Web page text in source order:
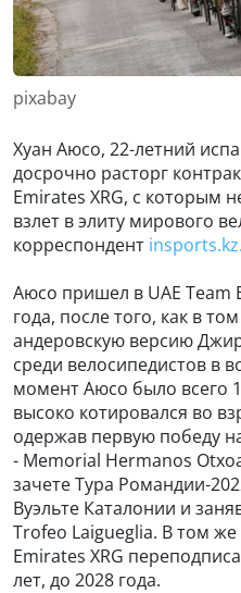
pixabay
Хуан Аюсо, 22-летний
досрочно расторг
Emirates XRG, с которым
взлет в элиту мирового
корреспондент insports.kz.
Аюсо пришел в UAE Team
года, после того, как в
андеровскую версию
среди велосипедистов в
момент Аюсо было всего
высоко котировался во
одержав первую победу
- Memorial Hermanos
зачете Тура Романдии-
Вуэльте Каталонии и
Trofeo Laigueglia. В том же
Emirates XRG
лет, до 2028 года.